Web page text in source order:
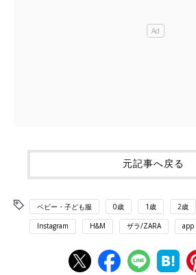
元記事へ戻る
ベビー・子ども服 0歳 1歳 2歳
Instagram H&M ザラ/ZARA app